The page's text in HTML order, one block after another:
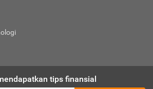
tips finansial